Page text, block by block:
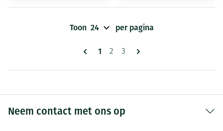
Pagina's
U lees momenteel pagina
1 Pagina
2 Pagina
3
Toon per pagina
Neem contact met ons op